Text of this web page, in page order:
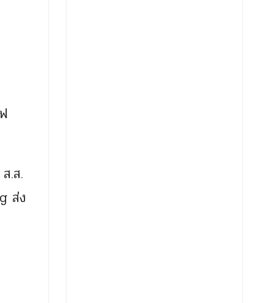
.ส.
ส่ง